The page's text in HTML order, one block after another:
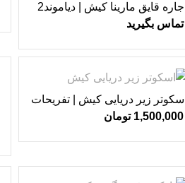
اجاره قایق مارینا کیش | دیاموند2
VIP ♥
تماس بگیرید
اسکوتر زیر دریایی کیش | تفریحات
دریایی کیش ♥
1,500,000 تومان